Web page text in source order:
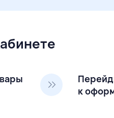
к